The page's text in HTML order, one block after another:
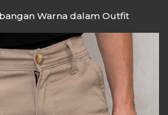
Warna dalam Outfit